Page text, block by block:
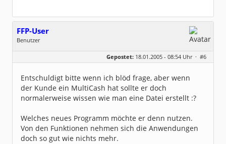
FFP-User
Benutzer
Dabei seit:
09 / 2004
Gepostet: 18.01.2005 - 08:54 Uhr · #6
Entschuldigt bitte wenn ich blöd frage, aber wenn
der Kunde ein MultiCash hat sollte er doch
normalerweise wissen wie man eine Datei erstellt :?
Welches neues Programm möchte er denn nutzen.
Von den Funktionen nehmen sich die Anwendungen
doch so gut wie nichts mehr.